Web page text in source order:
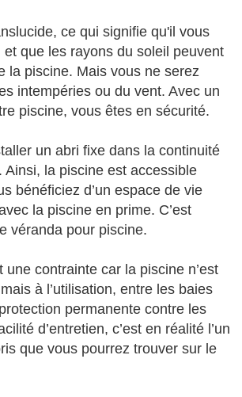
ce qui signifie qu'il vous
et que les rayons du soleil peuvent
la piscine. Mais vous ne serez
intempéries ou du vent. Avec un
piscine, vous êtes en sécurité.
un abri fixe dans la continuité
Ainsi, la piscine est accessible
bénéficiez d’un espace de vie
la piscine en prime. C’est
véranda pour piscine.
une contrainte car la piscine n’est
à l’utilisation, entre les baies
permanente contre les
d’entretien, c’est en réalité l’un
que vous pourrez trouver sur le